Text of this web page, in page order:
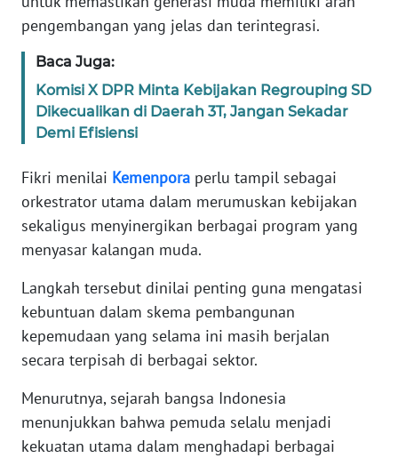
pengembangan yang jelas dan terintegrasi.
Baca Juga:
Komisi X DPR Minta Kebijakan Regrouping SD
Dikecualikan di Daerah 3T, Jangan Sekadar
Demi Efisiensi
Fikri menilai Kemenpora perlu tampil sebagai
orkestrator utama dalam merumuskan kebijakan
sekaligus menyinergikan berbagai program yang
menyasar kalangan muda.
Langkah tersebut dinilai penting guna mengatasi
kebuntuan dalam skema pembangunan
kepemudaan yang selama ini masih berjalan
secara terpisah di berbagai sektor.
Menurutnya, sejarah bangsa Indonesia
menunjukkan bahwa pemuda selalu menjadi
kekuatan utama dalam menghadapi berbagai
KAMI
PEDOMAN
MEDIA
SIBER
KARIR
DISCLAIMER
Wahana
News
Regional
SUMUT
WN